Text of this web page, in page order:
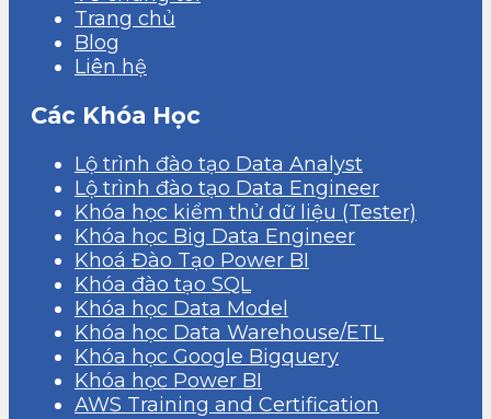
Trang chủ
Blog
Liên hệ
Các Khóa Học
Lộ trình đào tạo Data Analyst
Lộ trình đào tạo Data Engineer
Khóa học kiểm thử dữ liệu (Tester)
Khóa học Big Data Engineer
Khoá Đào Tạo Power BI
Khóa đào tạo SQL
Khóa học Data Model
Khóa học Data Warehouse/ETL
Khóa học Google Bigquery
Khóa học Power BI
AWS Training and Certification